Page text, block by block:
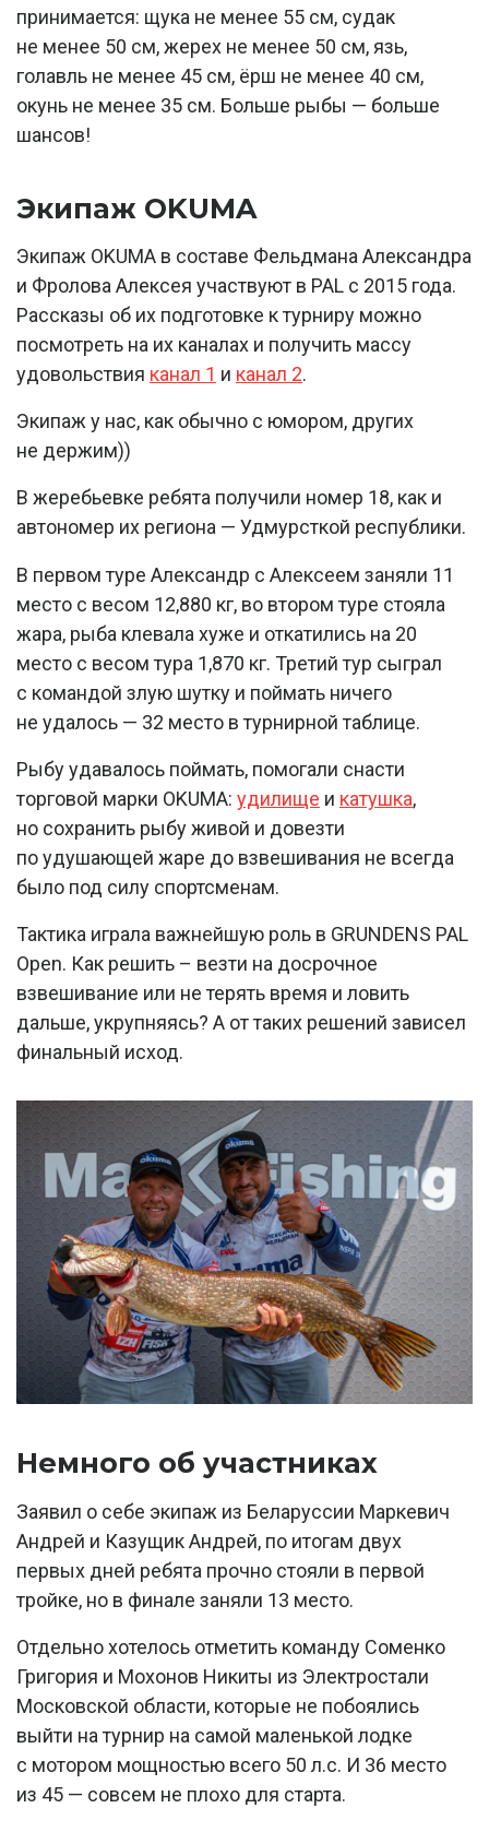
принимается: щука не менее 55 см, судак
не менее 50 см, жерех не менее 50 см, язь,
голавль не менее 45 см, ёрш не менее 40 см,
окунь не менее 35 см. Больше рыбы — больше
шансов!
Экипаж OKUMA
Экипаж OKUMA в составе Фельдмана Александра
и Фролова Алексея участвуют в PAL c 2015 года.
Рассказы об их подготовке к турниру можно
посмотреть на их каналах и получить массу
удовольствия канал 1 и канал 2.
Экипаж у нас, как обычно с юмором, других
не держим))
В жеребьевке ребята получили номер 18, как и
автономер их региона — Удмурсткой республики.
В первом туре Александр с Алексеем заняли 11
место с весом 12,880 кг, во втором туре стояла
жара, рыба клевала хуже и откатились на 20
место с весом тура 1,870 кг. Третий тур сыграл
с командой злую шутку и поймать ничего
не удалось — 32 место в турнирной таблице.
Рыбу удавалось поймать, помогали снасти
торговой марки OKUMA: удилище и катушка,
но сохранить рыбу живой и довезти
по удушающей жаре до взвешивания не всегда
было под силу спортсменам.
Тактика играла важнейшую роль в GRUNDENS PAL
Open. Как решить – везти на досрочное
взвешивание или не терять время и ловить
дальше, укрупняясь? А от таких решений зависел
финальный исход.
Немного об участниках
Заявил о себе экипаж из Беларуссии Маркевич
Андрей и Казущик Андрей, по итогам двух
первых дней ребята прочно стояли в первой
тройке, но в финале заняли 13 место.
Отдельно хотелось отметить команду Соменко
Григория и Мохонов Никиты из Электростали
Московской области, которые не побоялись
выйти на турнир на самой маленькой лодке
с мотором мощностью всего 50 л.с. И 36 место
из 45 — совсем не плохо для старта.